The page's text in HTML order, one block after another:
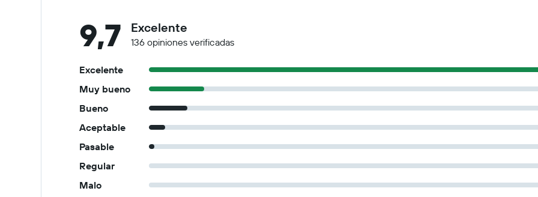
9,7 Excelente
136 opiniones verificadas
Excelente
Muy bueno
Bueno
Aceptable
Pasable
Regular
Malo